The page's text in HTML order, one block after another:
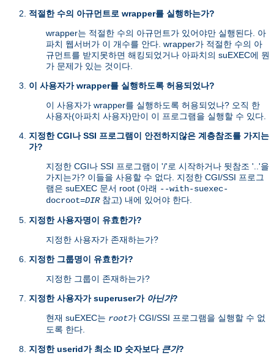
적절한 수의 아규먼트로 wrapper를 실행하는가?
wrapper는 적절한 수의 아규먼트가 있어야만 실행된다. 아
파치 웹서버가 이 개수를 안다. wrapper가 적절한 수의 아
규먼트를 받지못하면 해킹되었거나 아파치의 suEXEC에 뭔
가 문제가 있는 것이다.
이 사용자가 wrapper를 실행하도록 허용되었나?
이 사용자가 wrapper를 실행하도록 허용되었나? 오직 한
사용자(아파치 사용자)만이 이 프로그램을 실행할 수 있다.
지정한 CGI나 SSI 프로그램이 안전하지않은 계층참조를 가지는
가?
지정한 CGI나 SSI 프로그램이 '/'로 시작하거나 뒷참조 '..'을
가지는가? 이들을 사용할 수 없다. 지정한 CGI/SSI 프로그
램은 suEXEC 문서 root (아래 --with-suexec-
docroot=DIR참고) 내에 있어야 한다.
지정한 사용자명이 유효한가?
지정한 사용자가 존재하는가?
지정한 그룹명이 유효한가?
지정한 그룹이 존재하는가?
지정한 사용자가 superuser가 아닌가?
현재 suEXEC는 root가 CGI/SSI 프로그램을 실행할 수 없
도록 한다.
지정한 userid가 최소 ID 숫자보다 큰가?